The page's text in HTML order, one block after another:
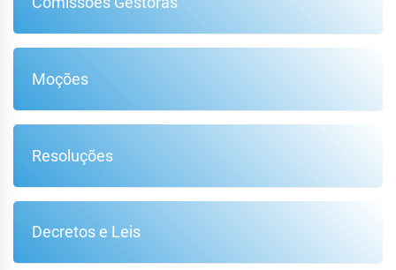
Moções
Resoluções
Decretos e Leis